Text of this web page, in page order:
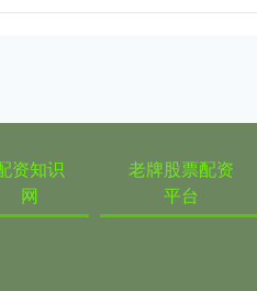
资知识
网
老牌股票配资
平台